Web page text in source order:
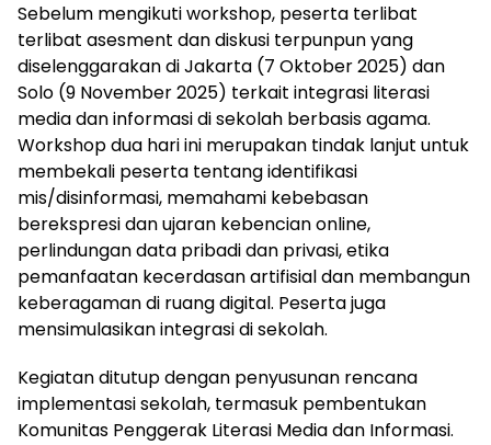
Sebelum mengikuti workshop, peserta terlibat
terlibat asesment dan diskusi terpunpun yang
diselenggarakan di Jakarta (7 Oktober 2025) dan
Solo (9 November 2025) terkait integrasi literasi
media dan informasi di sekolah berbasis agama.
Workshop dua hari ini merupakan tindak lanjut untuk
membekali peserta tentang identifikasi
mis/disinformasi, memahami kebebasan
berekspresi dan ujaran kebencian online,
perlindungan data pribadi dan privasi, etika
pemanfaatan kecerdasan artifisial dan membangun
keberagaman di ruang digital. Peserta juga
mensimulasikan integrasi di sekolah.
Kegiatan ditutup dengan penyusunan rencana
implementasi sekolah, termasuk pembentukan
Komunitas Penggerak Literasi Media dan Informasi.